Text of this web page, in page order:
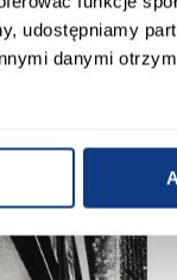
udostępniamy
danymi
Soft Kids 1,6/
różowy
329,00 zł